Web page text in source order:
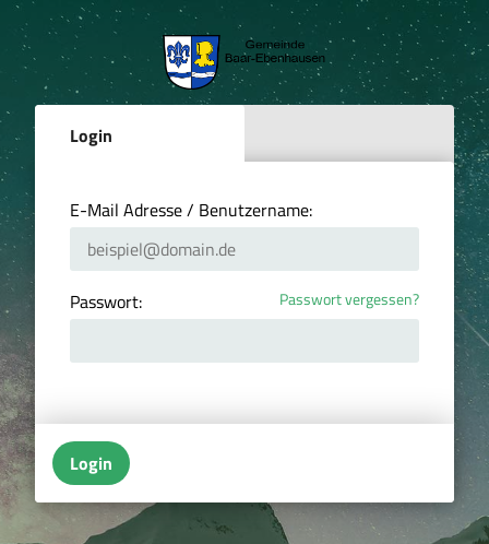
Login
E-Mail Adresse / Benutzername:
Passwort: Passwort vergessen?
Login